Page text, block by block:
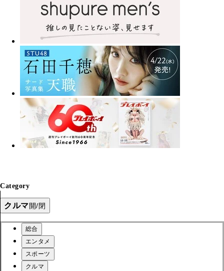
Category
クルマ開/閉
総合
エンタメ
スポーツ
クルマ